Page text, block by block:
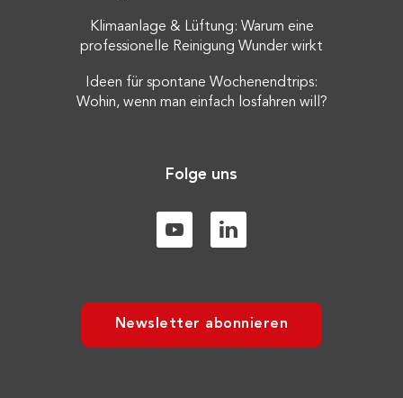
Klimaanlage & Lüftung: Warum eine
professionelle Reinigung Wunder wirkt
Ideen für spontane Wochenendtrips:
Wohin, wenn man einfach losfahren will?
Folge uns
Newsletter abonnieren